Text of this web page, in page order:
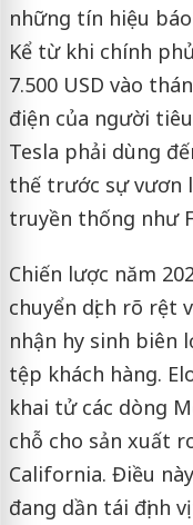
những tín hiệu
Kể từ khi chính
7.500 USD vào
điện của người
Tesla phải dùng
thế trước sự vươn
truyền thống như
Chiến lược năm
chuyển dịch rõ rệt
nhận hy sinh biên
tệp khách hàng.
khai tử các dòng
chỗ cho sản xuất
California. Điều
đang dần tái định